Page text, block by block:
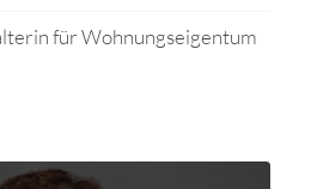
für Wohnungseigentum